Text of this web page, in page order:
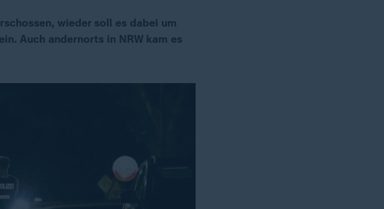
wieder soll es dabei um
Auch andernorts in NRW kam es